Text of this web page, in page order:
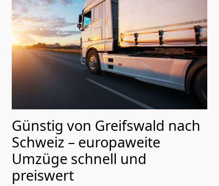
Günstig von Greifswald nach
Schweiz – europaweite
Umzüge schnell und
preiswert